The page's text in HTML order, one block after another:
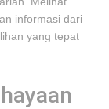
informasi dari
yang tepat